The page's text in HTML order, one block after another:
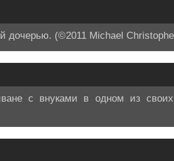
дочерью. (©2011 Michael
с внуками в одном из